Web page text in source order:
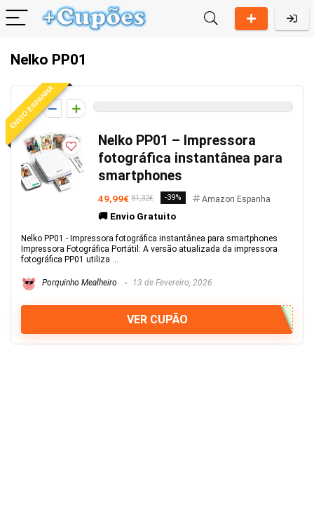
Nelko PP01
ENVIO ESPANHA
0
Nelko PP01 – Impressora
fotográfica instantânea para
smartphones
49,99€ 81,32€ -39% Amazon Espanha
🚚 Envio Gratuito
Nelko PP01 - Impressora fotográfica instantânea para smartphones
Impressora Fotográfica Portátil: A versão atualizada da impressora
fotográfica PP01 utiliza ...
Porquinho Mealheiro 13 de Fevereiro, 2026
VER CUPÃO